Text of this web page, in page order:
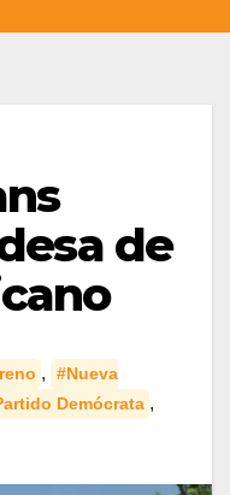
de
,
#Nueva
Demócrata ,